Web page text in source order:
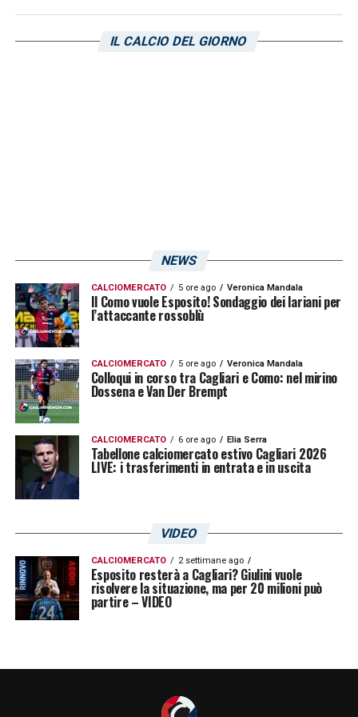
IL CALCIO DEL GIORNO
NEWS
CALCIOMERCATO 5 ore ago Veronica Mandala
Il Como vuole Esposito! Sondaggio dei lariani per
l’attaccante rossoblù
CALCIOMERCATO 5 ore ago Veronica Mandala
Colloqui in corso tra Cagliari e Como: nel mirino
Dossena e Van Der Brempt
CALCIOMERCATO 6 ore ago Elia Serra
Tabellone calciomercato estivo Cagliari 2026
LIVE: i trasferimenti in entrata e in uscita
VIDEO
CALCIOMERCATO 2 settimane ago
Esposito resterà a Cagliari? Giulini vuole
risolvere la situazione, ma per 20 milioni può
partire – VIDEO